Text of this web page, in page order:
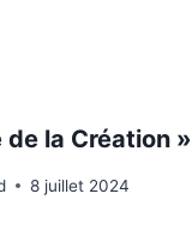
de la Création »
8 juillet 2024